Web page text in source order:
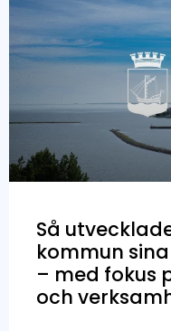
Så
kommun
– med fokus
och